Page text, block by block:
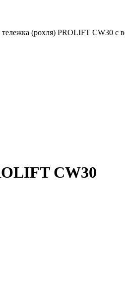
тележка (рохля) PROLIFT CW30 с
CW30